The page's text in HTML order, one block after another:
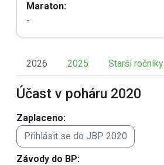
Maraton:
-
2026 2025 Starší ročníky
Účast v poháru 2020
Zaplaceno:
Přihlásit se do JBP 2020
Závody do BP: